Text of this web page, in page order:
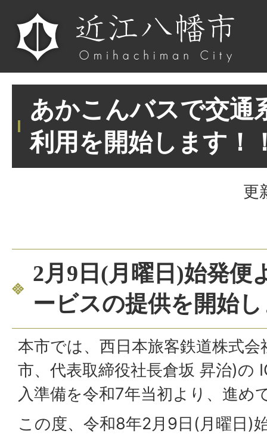
あかこんバスで交通
利用を開始します！
更
2月9日(月曜日)始発便
ービスの提供を開始
本市では、西日本旅客鉄道株式
市、代表取締役社長倉坂 昇治)の
入準備を令和7年当初より、進め
この度、令和8年2月9日(月曜日)